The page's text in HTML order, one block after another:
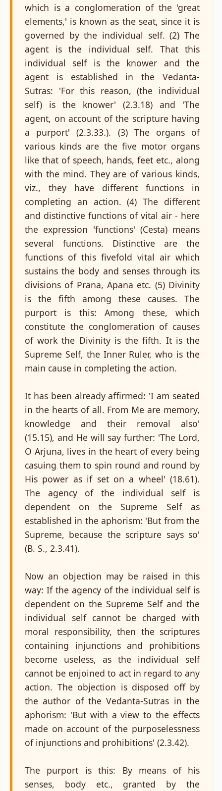
which is a conglomeration of the 'great
elements,' is known as the seat, since it is
governed by the individual self. (2) The
agent is the individual self. That this
individual self is the knower and the
agent is established in the Vedanta-
Sutras: 'For this reason, (the individual
self) is the knower' (2.3.18) and 'The
agent, on account of the scripture having
a purport' (2.3.33.). (3) The organs of
various kinds are the five motor organs
like that of speech, hands, feet etc., along
with the mind. They are of various kinds,
viz., they have different functions in
completing an action. (4) The different
and distinctive functions of vital air - here
the expression 'functions' (Cesta) means
several functions. Distinctive are the
functions of this fivefold vital air which
sustains the body and senses through its
divisions of Prana, Apana etc. (5) Divinity
is the fifth among these causes. The
purport is this: Among these, which
constitute the conglomeration of causes
of work the Divinity is the fifth. It is the
Supreme Self, the Inner Ruler, who is the
main cause in completing the action.
It has been already affirmed: 'I am seated
in the hearts of all. From Me are memory,
knowledge and their removal also'
(15.15), and He will say further: 'The Lord,
O Arjuna, lives in the heart of every being
casuing them to spin round and round by
His power as if set on a wheel' (18.61).
The agency of the individual self is
dependent on the Supreme Self as
established in the aphorism: 'But from the
Supreme, because the scripture says so'
(B. S., 2.3.41).
Now an objection may be raised in this
way: If the agency of the individual self is
dependent on the Supreme Self and the
individual self cannot be charged with
moral responsibility, then the scriptures
containing injunctions and prohibitions
become useless, as the individual self
cannot be enjoined to act in regard to any
action. The objection is disposed off by
the author of the Vedanta-Sutras in the
aphorism: 'But with a view to the effects
made on account of the purposelessness
of injunctions and prohibitions' (2.3.42).
The purport is this: By means of his
senses, body etc., granted by the